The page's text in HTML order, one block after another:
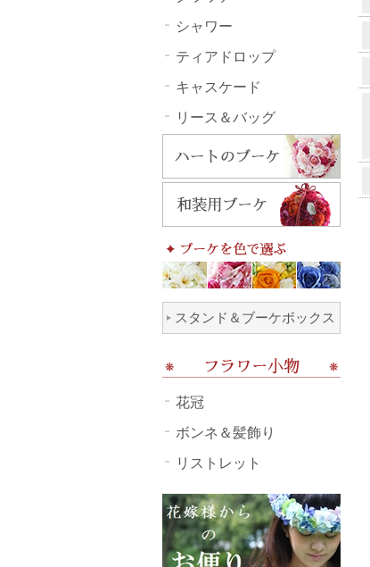
シャワー
ティアドロップ
キャスケード
リース＆バッグ
スタンド＆ブーケボックス
花冠
ボンネ＆髪飾り
リストレット